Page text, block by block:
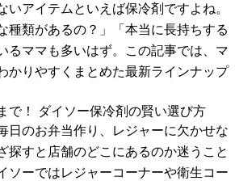
いアイテムといえば保冷剤ですよね。
種類があるの？」「本当に長持ちする
るママも多いはず。この記事では、マ
かりやすくまとめた最新ラインナップ
で！ ダイソー保冷剤の賢い選び方
日のお弁当作り、レジャーに欠かせな
探すと店舗のどこにあるのか迷うこと
ソーではレジャーコーナーや衛生コー